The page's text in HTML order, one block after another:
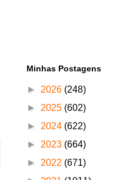
Minhas Postagens
► 2026 (248)
► 2025 (602)
► 2024 (622)
► 2023 (664)
► 2022 (671)